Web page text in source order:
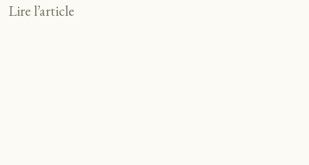
Lire l’article